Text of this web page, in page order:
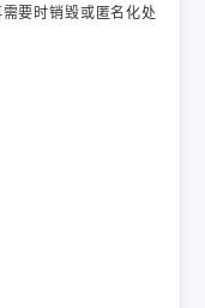
要时销毁或匿名化处